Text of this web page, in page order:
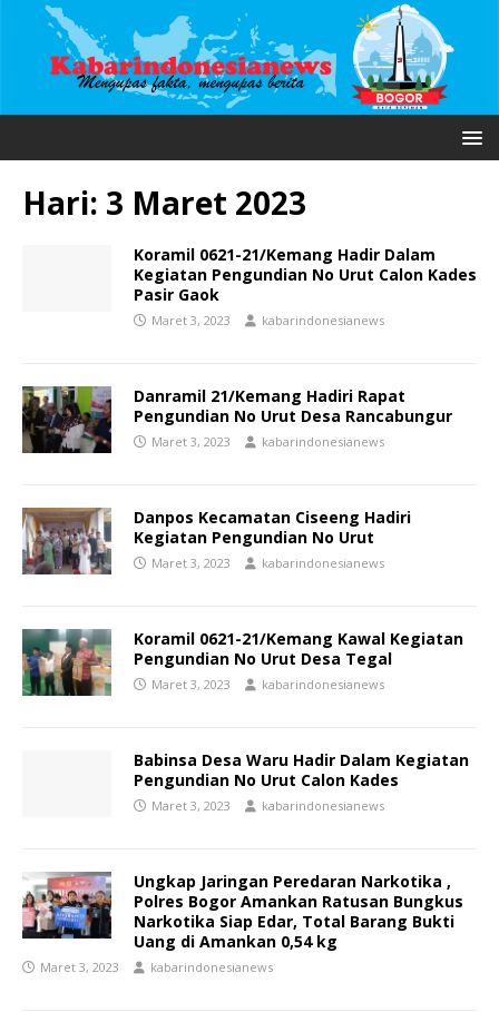
Hari: 3 Maret 2023
Koramil 0621-21/Kemang Hadir Dalam
Kegiatan Pengundian No Urut Calon Kades
Pasir Gaok
Maret 3, 2023 kabarindonesianews
Danramil 21/Kemang Hadiri Rapat
Pengundian No Urut Desa Rancabungur
Maret 3, 2023 kabarindonesianews
Danpos Kecamatan Ciseeng Hadiri
Kegiatan Pengundian No Urut
Maret 3, 2023 kabarindonesianews
Koramil 0621-21/Kemang Kawal Kegiatan
Pengundian No Urut Desa Tegal
Maret 3, 2023 kabarindonesianews
Babinsa Desa Waru Hadir Dalam Kegiatan
Pengundian No Urut Calon Kades
Maret 3, 2023 kabarindonesianews
Ungkap Jaringan Peredaran Narkotika ,
Polres Bogor Amankan Ratusan Bungkus
Narkotika Siap Edar, Total Barang Bukti
Uang di Amankan 0,54 kg
Maret 3, 2023 kabarindonesianews